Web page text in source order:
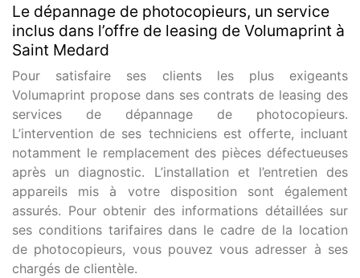
Le dépannage de photocopieurs, un service
inclus dans l’offre de leasing de Volumaprint à
Saint Medard
Pour satisfaire ses clients les plus exigeants
Volumaprint propose dans ses contrats de leasing des
services de dépannage de photocopieurs.
L’intervention de ses techniciens est offerte, incluant
notamment le remplacement des pièces défectueuses
après un diagnostic. L’installation et l’entretien des
appareils mis à votre disposition sont également
assurés. Pour obtenir des informations détaillées sur
ses conditions tarifaires dans le cadre de la location
de photocopieurs, vous pouvez vous adresser à ses
chargés de clientèle.